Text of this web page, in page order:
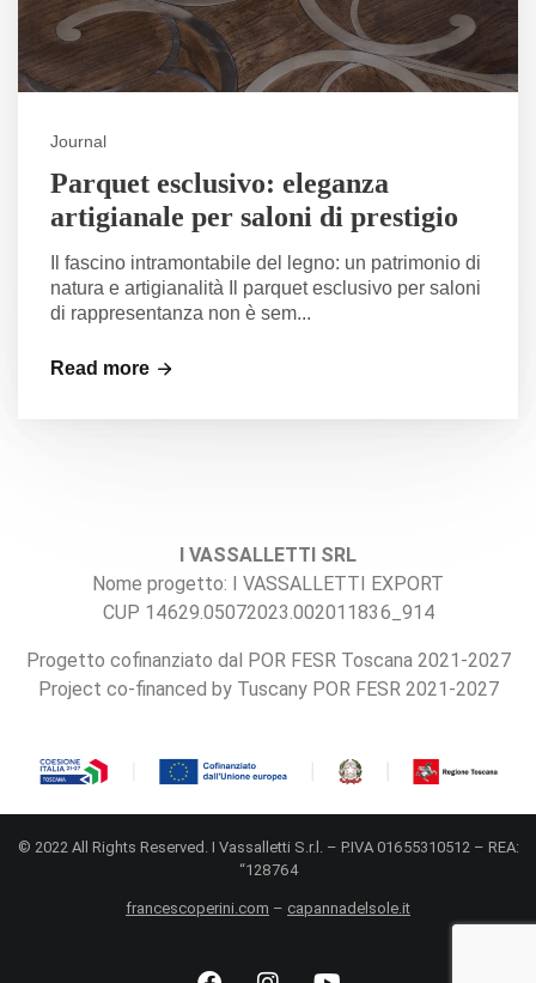
Journal
Parquet esclusivo: eleganza
artigianale per saloni di prestigio
Il fascino intramontabile del legno: un patrimonio di
natura e artigianalità Il parquet esclusivo per saloni
di rappresentanza non è sem...
Read more
I VASSALLETTI SRL
Nome progetto: I VASSALLETTI EXPORT
CUP 14629.05072023.002011836_914
Progetto cofinanziato dal POR FESR Toscana 2021-2027
Project co-financed by Tuscany POR FESR 2021-2027
© 2022 All Rights Reserved. I Vassalletti S.r.l. – P.IVA 01655310512 – REA:
“128764
francescoperini.com – capannadelsole.it